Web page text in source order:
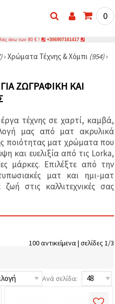
0
άνω των 80 € ! +306907161417
› Χρώματα Τέχνης & Χόμπι (954)›
ΖΩΓΡΑΦΙΚΉ ΚΑΙ
τέχνης σε χαρτί, καμβά,
μας από ματ ακρυλικά
ποιότητας ματ χρώματα που
και ευελιξία από τις Lorka,
μάρκες. Επιλέξτε από την
ματ και ημι-ματ
στις καλλιτεχνικές σας
100 αντικείμενα | σελίδες 1/3
Ανά σελίδα: